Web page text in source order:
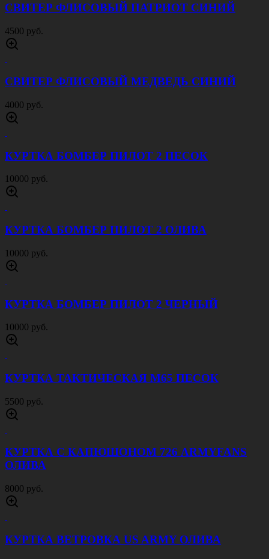
СВИТЕР ФЛИСОВЫЙ ПАТРИОТ СИНИЙ
4500 руб.
СВИТЕР ФЛИСОВЫЙ МЕДВЕДЬ СИНИЙ
4000 руб.
КУРТКА БОМБЕР ПИЛОТ 2 ПЕСОК
10000 руб.
КУРТКА БОМБЕР ПИЛОТ 2 ОЛИВА
10000 руб.
КУРТКА БОМБЕР ПИЛОТ 2 ЧЕРНЫЙ
10000 руб.
КУРТКА ТАКТИЧЕСКАЯ M65 ПЕСОК
5500 руб.
КУРТКА С КАПЮШОНОМ 726 ARMYFANS
ОЛИВА
8000 руб.
КУРТКА ВЕТРОВКА US ARMY ОЛИВА